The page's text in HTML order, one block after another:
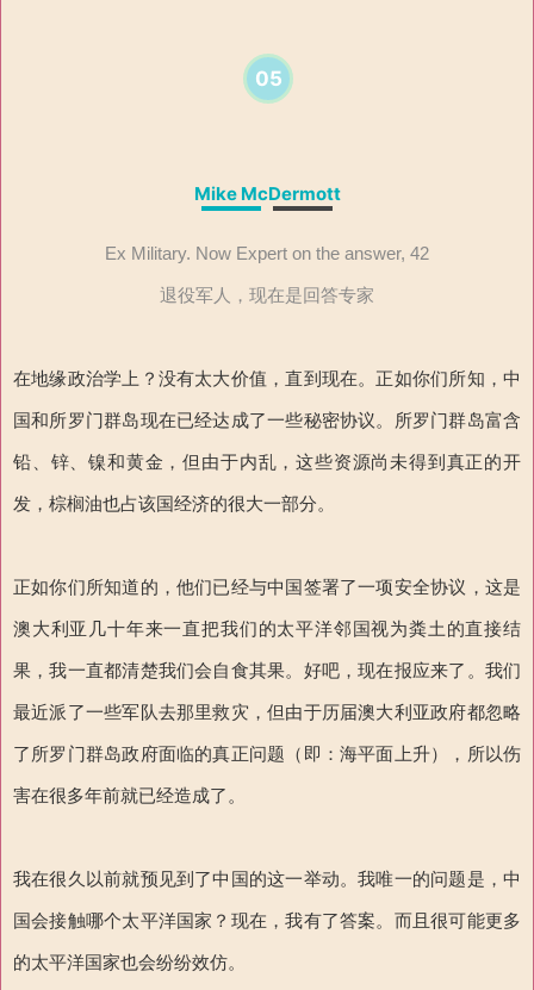
05
Mike McDermott
Ex Military. Now Expert on the answer, 42
退役军人，现在是回答专家
在地缘政治学上？没有太大价值，直到现在。正如你们所知，中
国和所罗门群岛现在已经达成了一些秘密协议。所罗门群岛富含
铅、锌、镍和黄金，但由于内乱，这些资源尚未得到真正的开
发，棕榈油也占该国经济的很大一部分。
正如你们所知道的，他们已经与中国签署了一项安全协议，这是
澳大利亚几十年来一直把我们的太平洋邻国视为粪土的直接结
果，我一直都清楚我们会自食其果。好吧，现在报应来了。我们
最近派了一些军队去那里救灾，但由于历届澳大利亚政府都忽略
了所罗门群岛政府面临的真正问题（即：海平面上升），所以伤
害在很多年前就已经造成了。
我在很久以前就预见到了中国的这一举动。我唯一的问题是，中
国会接触哪个太平洋国家？现在，我有了答案。而且很可能更多
的太平洋国家也会纷纷效仿。